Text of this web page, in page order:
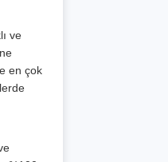
ve
en çok